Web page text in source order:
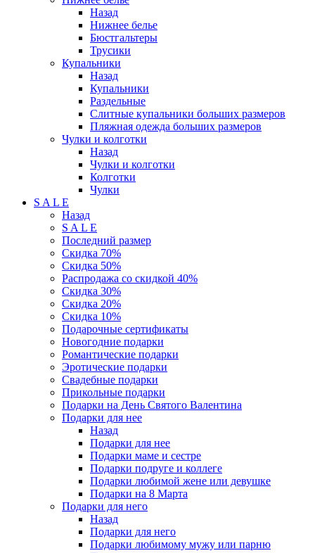
Назад
Нижнее белье
Бюстгальтеры
Трусики
Купальники
Назад
Купальники
Раздельные
Слитные купальники больших размеров
Пляжная одежда больших размеров
Чулки и колготки
Назад
Чулки и колготки
Колготки
Чулки
S A L E
Назад
S A L E
Последний размер
Скидка 70%
Скидка 50%
Распродажа со скидкой 40%
Скидка 30%
Скидка 20%
Скидка 10%
Подарочные сертификаты
Новогодние подарки
Романтические подарки
Эротические подарки
Свадебные подарки
Прикольные подарки
Подарки на День Святого Валентина
Подарки для нее
Назад
Подарки для нее
Подарки маме и сестре
Подарки подруге и коллеге
Подарки любимой жене или девушке
Подарки на 8 Марта
Подарки для него
Назад
Подарки для него
Подарки любимому мужу или парню